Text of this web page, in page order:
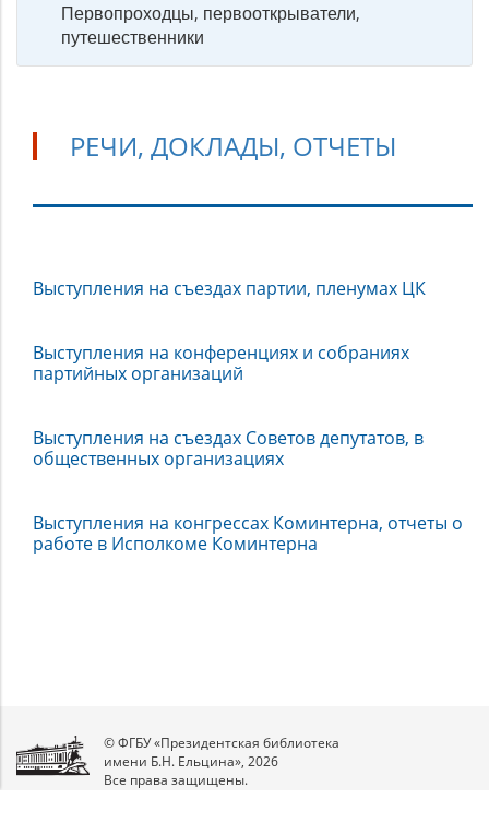
Первопроходцы, первооткрыватели,
путешественники
РЕЧИ, ДОКЛАДЫ, ОТЧЕТЫ
доклады,
Выступления на съездах партии, пленумах ЦК
Выступления на конференциях и собраниях
партийных организаций
Выступления на съездах Советов депутатов, в
общественных организациях
Выступления на конгрессах Коминтерна, отчеты о
работе в Исполкоме Коминтерна
© ФГБУ «Президентская библиотека
имени Б.Н. Ельцина», 2026
Все права защищены.